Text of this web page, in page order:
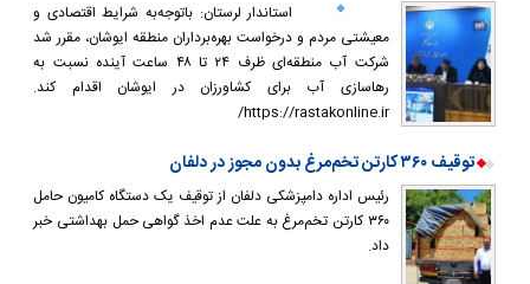
استاندار لرستان: باتوجه‌به شرایط اقتصادی و
معیشتی مردم و درخواست بهره‌برداران منطقه ایوشان، مقرر شد
شرکت آب منطقه‌ای ظرف ۲۴ تا ۴۸ ساعت آینده نسبت به
رهاسازی آب برای کشاورزان در ایوشان اقدام کند.
https://rastakonline.ir/
توقیف ۳۶۰ کارتن تخم‌مرغ بدون مجوز در دلفان
رئیس اداره دامپزشکی دلفان از توقیف یک دستگاه کامیون حامل
۳۶۰ کارتن تخم‌مرغ به علت عدم اخذ گواهی حمل بهداشتی خبر
داد.